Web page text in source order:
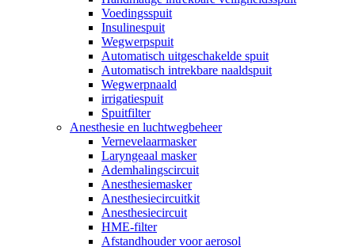
Voedingsspuit
Insulinespuit
Wegwerpspuit
Automatisch uitgeschakelde spuit
Automatisch intrekbare naaldspuit
Wegwerpnaald
irrigatiespuit
Spuitfilter
Anesthesie en luchtwegbeheer
Vernevelaarmasker
Laryngeaal masker
Ademhalingscircuit
Anesthesiemasker
Anesthesiecircuitkit
Anesthesiecircuit
HME-filter
Afstandhouder voor aerosol